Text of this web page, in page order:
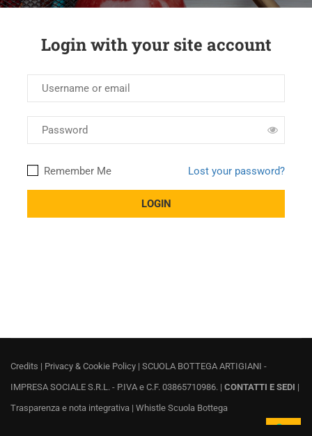
Login with your site account
Lost your password?
Remember Me
Credits | Privacy & Cookie Policy | SCUOLA BOTTEGA ARTIGIANI -
IMPRESA SOCIALE S.R.L. - P.IVA e C.F. 03865710986. | CONTATTI E SEDI |
Trasparenza e nota integrativa | Whistle Scuola Bottega